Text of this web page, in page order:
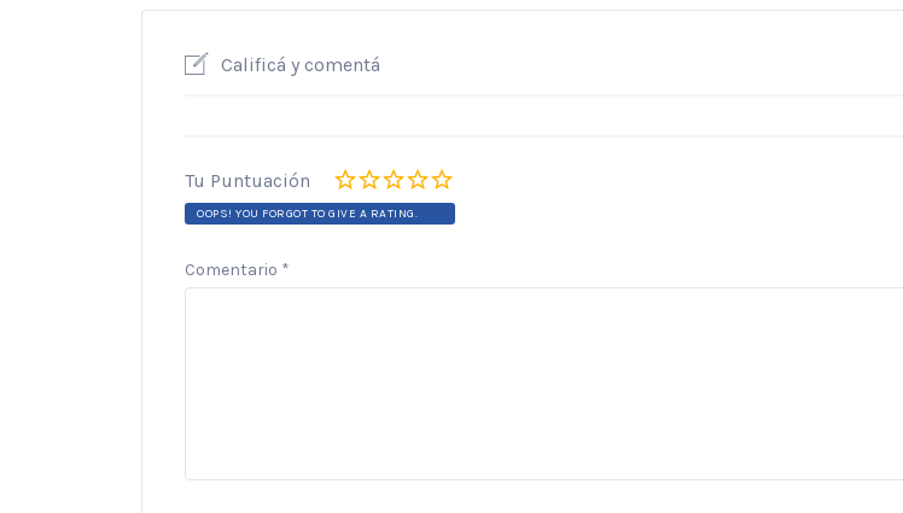
Calificá y comentá
Tu Puntuación
OOPS! YOU FORGOT TO GIVE A RATING.
Comentario *